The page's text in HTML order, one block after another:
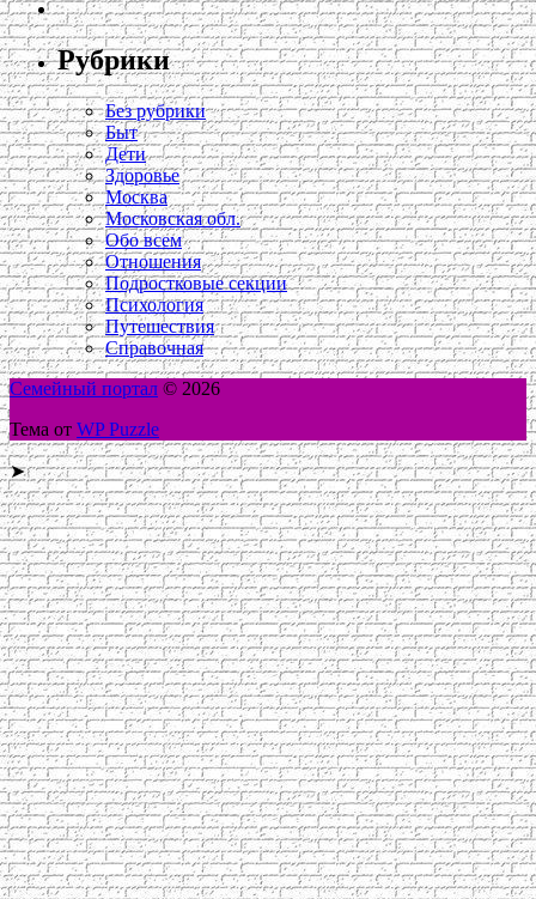
Рубрики
Без рубрики
Быт
Дети
Здоровье
Москва
Московская обл.
Обо всем
Отношения
Подростковые секции
Психология
Путешествия
Справочная
Семейный портал © 2026
Тема от WP Puzzle
➤